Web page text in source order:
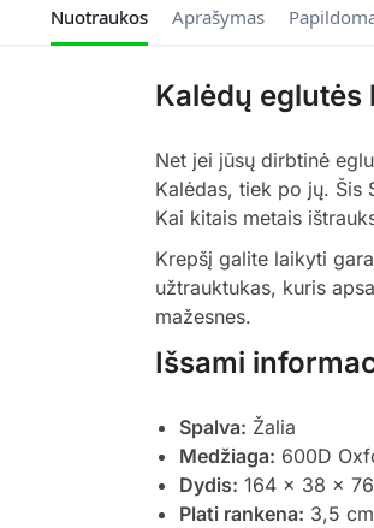
Nuotraukos Aprašymas
Kalėdų eglutės
Net jei jūsų dirbtinė
Kalėdas, tiek po jų. Šis
Kai kitais metais
Krepšį galite laikyti
užtrauktukas, kuris
mažesnes.
Išsami
Spalva: Žalia
Medžiaga: 600D
Dydis: 164 x 38 x
Plati rankena: 3,5 cm